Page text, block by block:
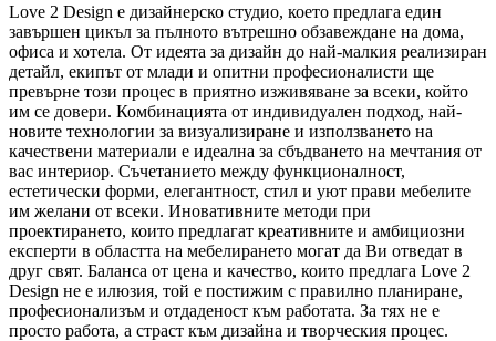
Love 2 Design е дизайнерско студио, което предлага един
завършен цикъл за пълното вътрешно обзавеждане на дома,
офиса и хотела. От идеята за дизайн до най-малкия реализиран
детайл, екипът от млади и опитни професионалисти ще
превърне този процес в приятно изживяване за всеки, който
им се довери. Комбинацията от индивидуален подход, най-
новите технологии за визуализиране и използването на
качествени материали е идеална за сбъдването на мечтания от
вас интериор. Съчетанието между функционалност,
естетически форми, елегантност, стил и уют прави мебелите
им желани от всеки. Иновативните методи при
проектирането, които предлагат креативните и амбициозни
експерти в областта на мебелирането могат да Ви отведат в
друг свят. Баланса от цена и качество, които предлага Love 2
Design не е илюзия, той е постижим с правилно планиране,
професионализъм и отдаденост към работата. За тях не е
просто работа, а страст към дизайна и творческия процес.